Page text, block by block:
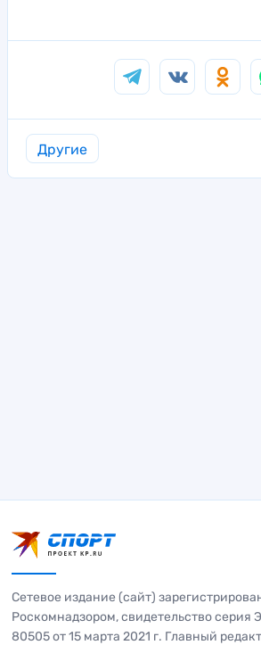
Другие
Сетевое издание (сайт)
Роскомнадзором, свидетельство
80505 от 15 марта 2021 г. Главный